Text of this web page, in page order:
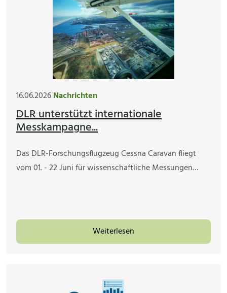
16.06.2026Nachrichten
DLR unterstützt internationale
Messkampagne...
Das DLR-Forschungsflugzeug Cessna Caravan fliegt
vom 01. - 22 Juni für wissenschaftliche Messungen…
Weiterlesen